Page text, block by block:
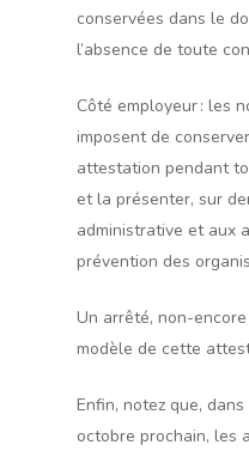
conservées dans le
l’absence de toute
Côté employeur : les
imposent de
attestation pendant
et la présenter, sur
administrative et aux
prévention des
Un arrêté, non-
modèle de cette
Enfin, notez que,
octobre prochain, les